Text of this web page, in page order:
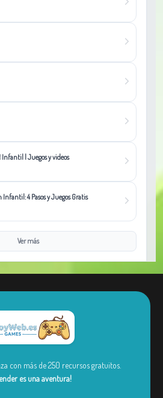
Infantil | Juegos y videos
Infantil: 4 Pasos y Juegos Gratis
Ver más
con más de 250 recursos gratuitos.
es una aventura!